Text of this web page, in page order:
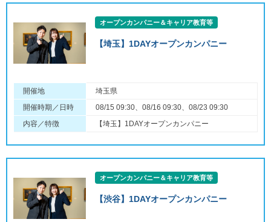
オープンカンパニー＆キャリア教育等
【埼玉】1DAYオープンカンパニー
開催地
埼玉県
開催時期／日時
08/15 09:30、08/16 09:30、08/23 09:30
内容／特徴
【埼玉】1DAYオープンカンパニー
オープンカンパニー＆キャリア教育等
【渋谷】1DAYオープンカンパニー